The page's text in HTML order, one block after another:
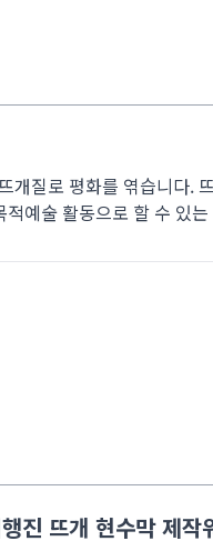
개질로 평화를 엮습니다.
예술 활동으로 할 수 있는
진 뜨개 현수막 제작